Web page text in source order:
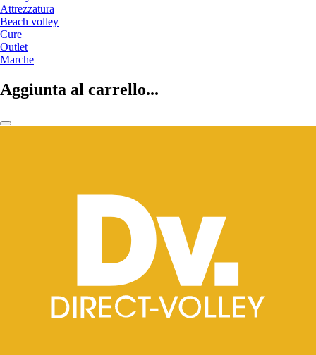
Attrezzatura
Beach volley
Cure
Outlet
Marche
Aggiunta al carrello...